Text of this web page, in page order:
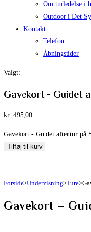
Om turledelse i
Outdoor i Det
Kontakt
Telefon
Åbningstider
Valgt:
Gavekort - Guidet
kr. 495,00
Gavekort - Guidet aftentur på
Tilføj til kurv
Forside>Undervisning>Ture>
Gavekort –